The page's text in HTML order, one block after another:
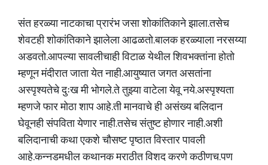
संत हरळ्या नाटकाचा प्रारंभ जसा शोकांतिकाने झाला.तसेच
शेवटही शोकांतिकाने झालेला आढळतो.बालक हरळ्याला नरसय्या
अडवतो.आपल्या सावलीचाही विटाळ येथील शिवभक्तांना होतो
म्हणून मंदीरात जाता येत नाही.आयुष्यात जगत असतांना
अस्पृश्यतेचे दुःख मी भोगले.ते तुझ्या वाटेला येवू नये.अस्पृश्यता
म्हणजे फार मोठा शाप आहे.ती मानवाचे ही असंख्य बलिदान
घेवूनही संपविता येणार नाही.तसेच संतुष्ट होणार नाही.अशी
बलिदानाची कथा एकशे चौसष्ट पृष्ठात विस्तार पावली
आहे.कन्नडमधील कथानक मराठीत विशद करणे कठीणच.पण